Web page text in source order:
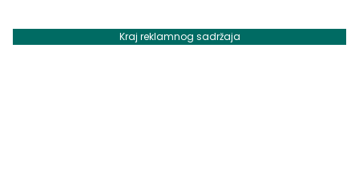
Kraj reklamnog sadržaja